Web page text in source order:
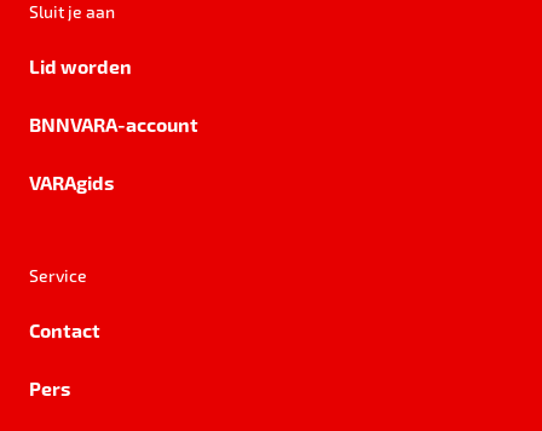
Sluit je aan
Lid worden
BNNVARA-account
VARAgids
Service
Contact
Pers